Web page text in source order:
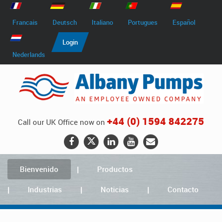
Francais Deutsch Italiano Portugues Español
Nederlands
Login
Call our UK Office now on +44 (0) 1594 842275
Bienvenido Productos
Industrias Noticias Contacto